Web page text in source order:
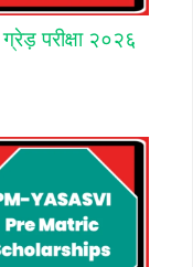
परीक्षा २०२६